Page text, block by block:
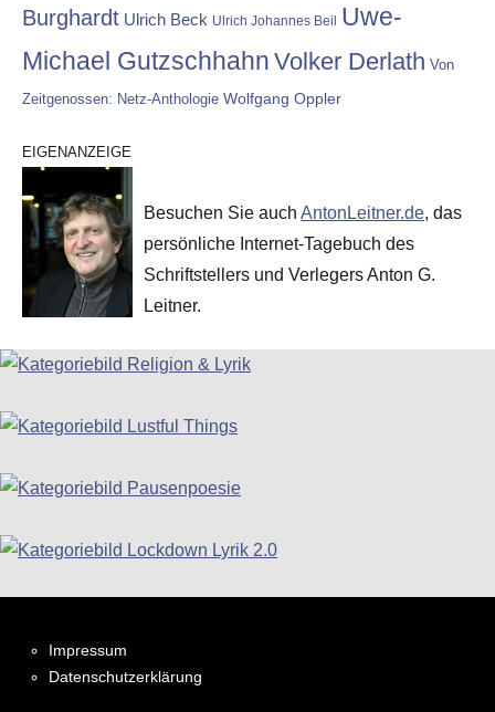
Burghardt Ulrich Beck Ulrich Johannes Beil Uwe-
Michael Gutzschhahn Volker Derlath Von
Zeitgenossen: Netz-Anthologie Wolfgang Oppler
EIGENANZEIGE
Besuchen Sie auch AntonLeitner.de, das
persönliche Internet-Tagebuch des
Schriftstellers und Verlegers Anton G.
Leitner.
Impressum
Datenschutzerklärung